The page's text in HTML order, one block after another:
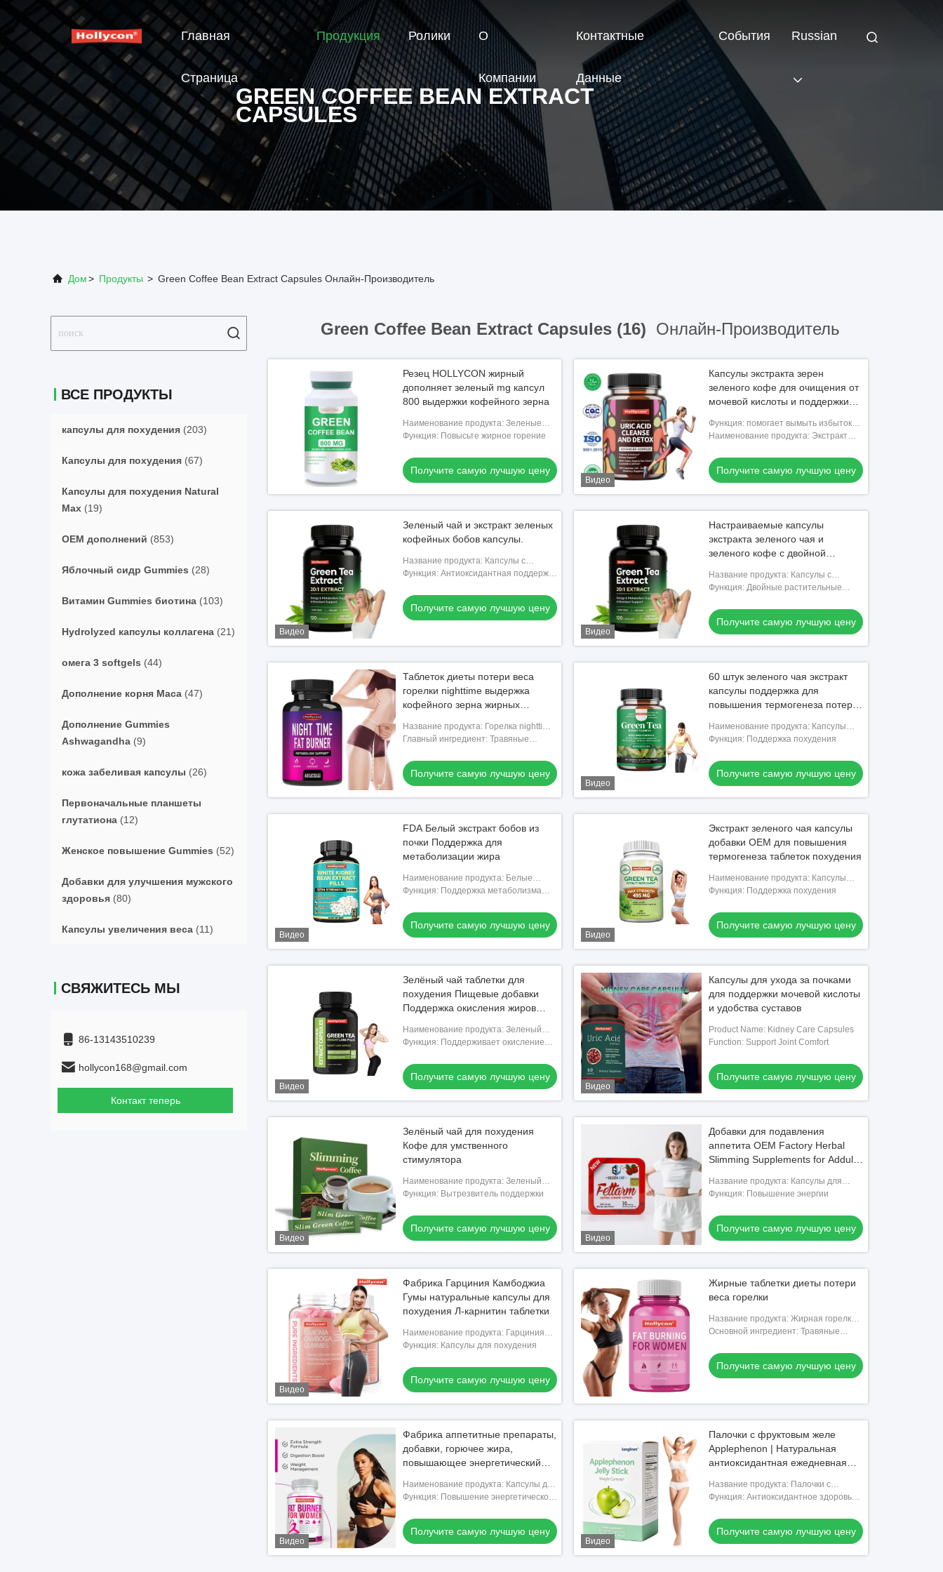
Главная
Страница
Продукция Ролики О
Компании
Контактные
Данные
События Russian
GREEN COFFEE BEAN EXTRACT
CAPSULES
Дом> Продукты > Green Coffee Bean Extract Capsules Онлайн-Производитель
ВСЕ ПРОДУКТЫ
капсулы для похудения (203)
Капсулы для похудения (67)
Капсулы для похудения Natural
Max (19)
OEM дополнений (853)
Яблочный сидр Gummies (28)
Витамин Gummies биотина (103)
Hydrolyzed капсулы коллагена (21)
омега 3 softgels (44)
Дополнение корня Maca (47)
Дополнение Gummies
Ashwagandha (9)
кожа забеливая капсулы (26)
Первоначальные планшеты
глутатиона (12)
Женское повышение Gummies (52)
Добавки для улучшения мужского
здоровья (80)
Капсулы увеличения веса (11)
СВЯЖИТЕСЬ МЫ
86-13143510239
hollycon168@gmail.com
Контакт теперь
Green Coffee Bean Extract Capsules (16) Онлайн-Производитель
Резец HOLLYCON жирный
дополняет зеленый mg капсул
800 выдержки кофейного зерна
Наименование продукта: Зеленые
капсулы выдержки кофейного зерна
Функция: Повысьте жирное горение
Получите самую лучшую цену
Видео
Капсулы экстракта зерен
зеленого кофе для очищения от
мочевой кислоты и поддержки
Функция: помогает вымыть избыток
мочевой кислоты, поддерживает
здоровью поче
Наименование продукта: Экстракт
и детоксикации мочевой кислоты
Ежедневные капсулы мочевой
Получите самую лучшую цену
Видео
Зеленый чай и экстракт зеленых
кофейных бобов капсулы.
Название продукта: Капсулы с
экстрактом зеленого чая и зерен
Функция: Антиоксидантная поддержка
Получите самую лучшую цену
Видео
Настраиваемые капсулы
экстракта зеленого чая и
зеленого кофе с двойной
природными антиоксидантами
Название продукта: Капсулы с
экстрактом зеленого чая и зерен
Функция: Двойные растительные
капсулы
Получите самую лучшую цену
Таблеток диеты потери веса
горелки nighttime выдержка
кофейного зерна жирных
фасоли почки
Название продукта: Горелка nighttime
жирная
Главный ингредиент: Травяные
Получите самую лучшую цену
Видео
60 штук зеленого чая экстракт
капсулы поддержка для
повышения термогенеза потеря
Наименование продукта: Капсулы
выдержки зеленого чая
Функция: Поддержка похудения
Получите самую лучшую цену
Видео
FDA Белый экстракт бобов из
почки Поддержка для
метаболизации жира
Наименование продукта: Белые
таблетки экстракта бобов
Функция: Поддержка метаболизма
Получите самую лучшую цену
Видео
Экстракт зеленого чая капсулы
добавки OEM для повышения
термогенеза таблеток похудения
Наименование продукта: Капсулы
выдержки зеленого чая
Функция: Поддержка похудения
Получите самую лучшую цену
Видео
Зелёный чай таблетки для
похудения Пищевые добавки
Поддержка окисления жиров
Наименование продукта: Зеленый
чай для похудения
Функция: Поддерживает окисление
Получите самую лучшую цену
Видео
Капсулы для ухода за почками
для поддержки мочевой кислоты
и удобства суставов
Product Name: Kidney Care Capsules
Function: Support Joint Comfort
Получите самую лучшую цену
Видео
Зелёный чай для похудения
Кофе для умственного
стимулятора
Наименование продукта: Зеленый
чай для похудения
Функция: Вытрезвитель поддержки
Получите самую лучшую цену
Видео
Добавки для подавления
аппетита OEM Factory Herbal
Slimming Supplements for Addult
метаболизма
Название продукта: Капсулы для
похудения
Функция: Повышение энергии
Получите самую лучшую цену
Видео
Фабрика Гарциния Камбоджиа
Гумы натуральные капсулы для
похудения Л-карнитин таблетки
Наименование продукта: Гарциния
Камбоджиа
Функция: Капсулы для похудения
Получите самую лучшую цену
Жирные таблетки диеты потери
веса горелки
Название продукта: Жирная горелка
Gummies
Основной ингредиент: Травяные
Получите самую лучшую цену
Видео
Фабрика аппетитные препараты,
добавки, горючее жира,
повышающее энергетический
Наименование продукта: Капсулы для
сжигания жира на животе
Функция: Повышение энергетического
Получите самую лучшую цену
Видео
Палочки с фруктовым желе
Applephenon | Натуральная
антиоксидантная ежедневная
закуска, настраиваемая частная
марка OEM ODM
Название продукта: Палочки с
фруктовым желе Applephenon
Функция: Антиоксидантное здоровье
снижения веса
Получите самую лучшую цену